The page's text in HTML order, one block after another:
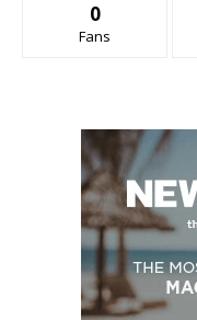
0
Fans